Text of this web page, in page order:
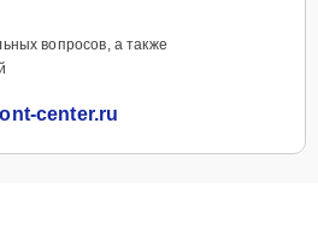
вопросов, а также
center.ru